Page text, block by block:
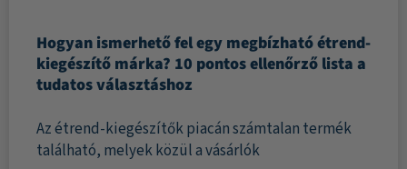
Hogyan ismerhető fel egy megbízható étrend-
kiegészítő márka? 10 pontos ellenőrző lista a
tudatos választáshoz
Az étrend-kiegészítők piacán számtalan termék
található, melyek közül a vásárlók